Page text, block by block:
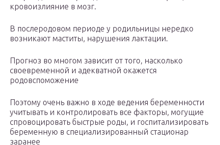
кровоизлияние в мозг.
В послеродовом периоде у родильницы нередко
возникают маститы, нарушения лактации.
Прогноз во многом зависит от того, насколько
своевременной и адекватной окажется
родовспоможение
Поэтому очень важно в ходе ведения беременности
учитывать и контролировать все факторы, могущие
спровоцировать быстрые роды, и госпитализировать
беременную в специализированный стационар
заранее